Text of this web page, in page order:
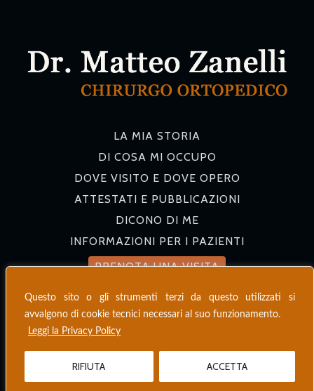
Questo sito o gli strumenti terzi da questo utilizzati si
avvalgono di cookie tecnici necessari al suo funzionamento.
Leggi la Privacy Policy
RIFIUTA ACCETTA
LA MIA STORIA
DI COSA MI OCCUPO
DOVE VISITO E DOVE OPERO
ATTESTATI E PUBBLICAZIONI
DICONO DI ME
INFORMAZIONI PER I PAZIENTI
PRENOTA UNA VISITA
2026 © Dr. Matteo Zanelli
Infraordinario